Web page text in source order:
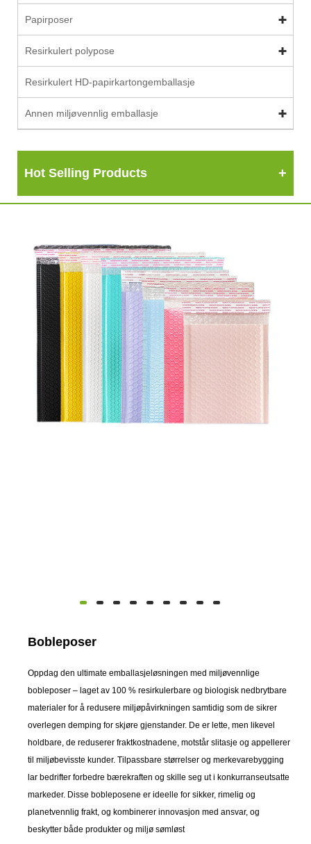
Papirposer
Resirkulert polypose
Resirkulert HD-papirkartongemballasje
Annen miljøvennlig emballasje
Hot Selling Products
Bobleposer
Oppdag den ultimate emballasjeløsningen med miljøvennlige
bobleposer – laget av 100 % resirkulerbare og biologisk nedbrytbare
materialer for å redusere miljøpåvirkningen samtidig som de sikrer
overlegen demping for skjøre gjenstander. De er lette, men likevel
holdbare, de reduserer fraktkostnadene, motstår slitasje og appellerer
til miljøbevisste kunder. Tilpassbare størrelser og merkevarebygging
lar bedrifter forbedre bærekraften og skille seg ut i konkurranseutsatte
markeder. Disse bobleposene er ideelle for sikker, rimelig og
planetvennlig frakt, og kombinerer innovasjon med ansvar, og
beskytter både produkter og miljø sømløst